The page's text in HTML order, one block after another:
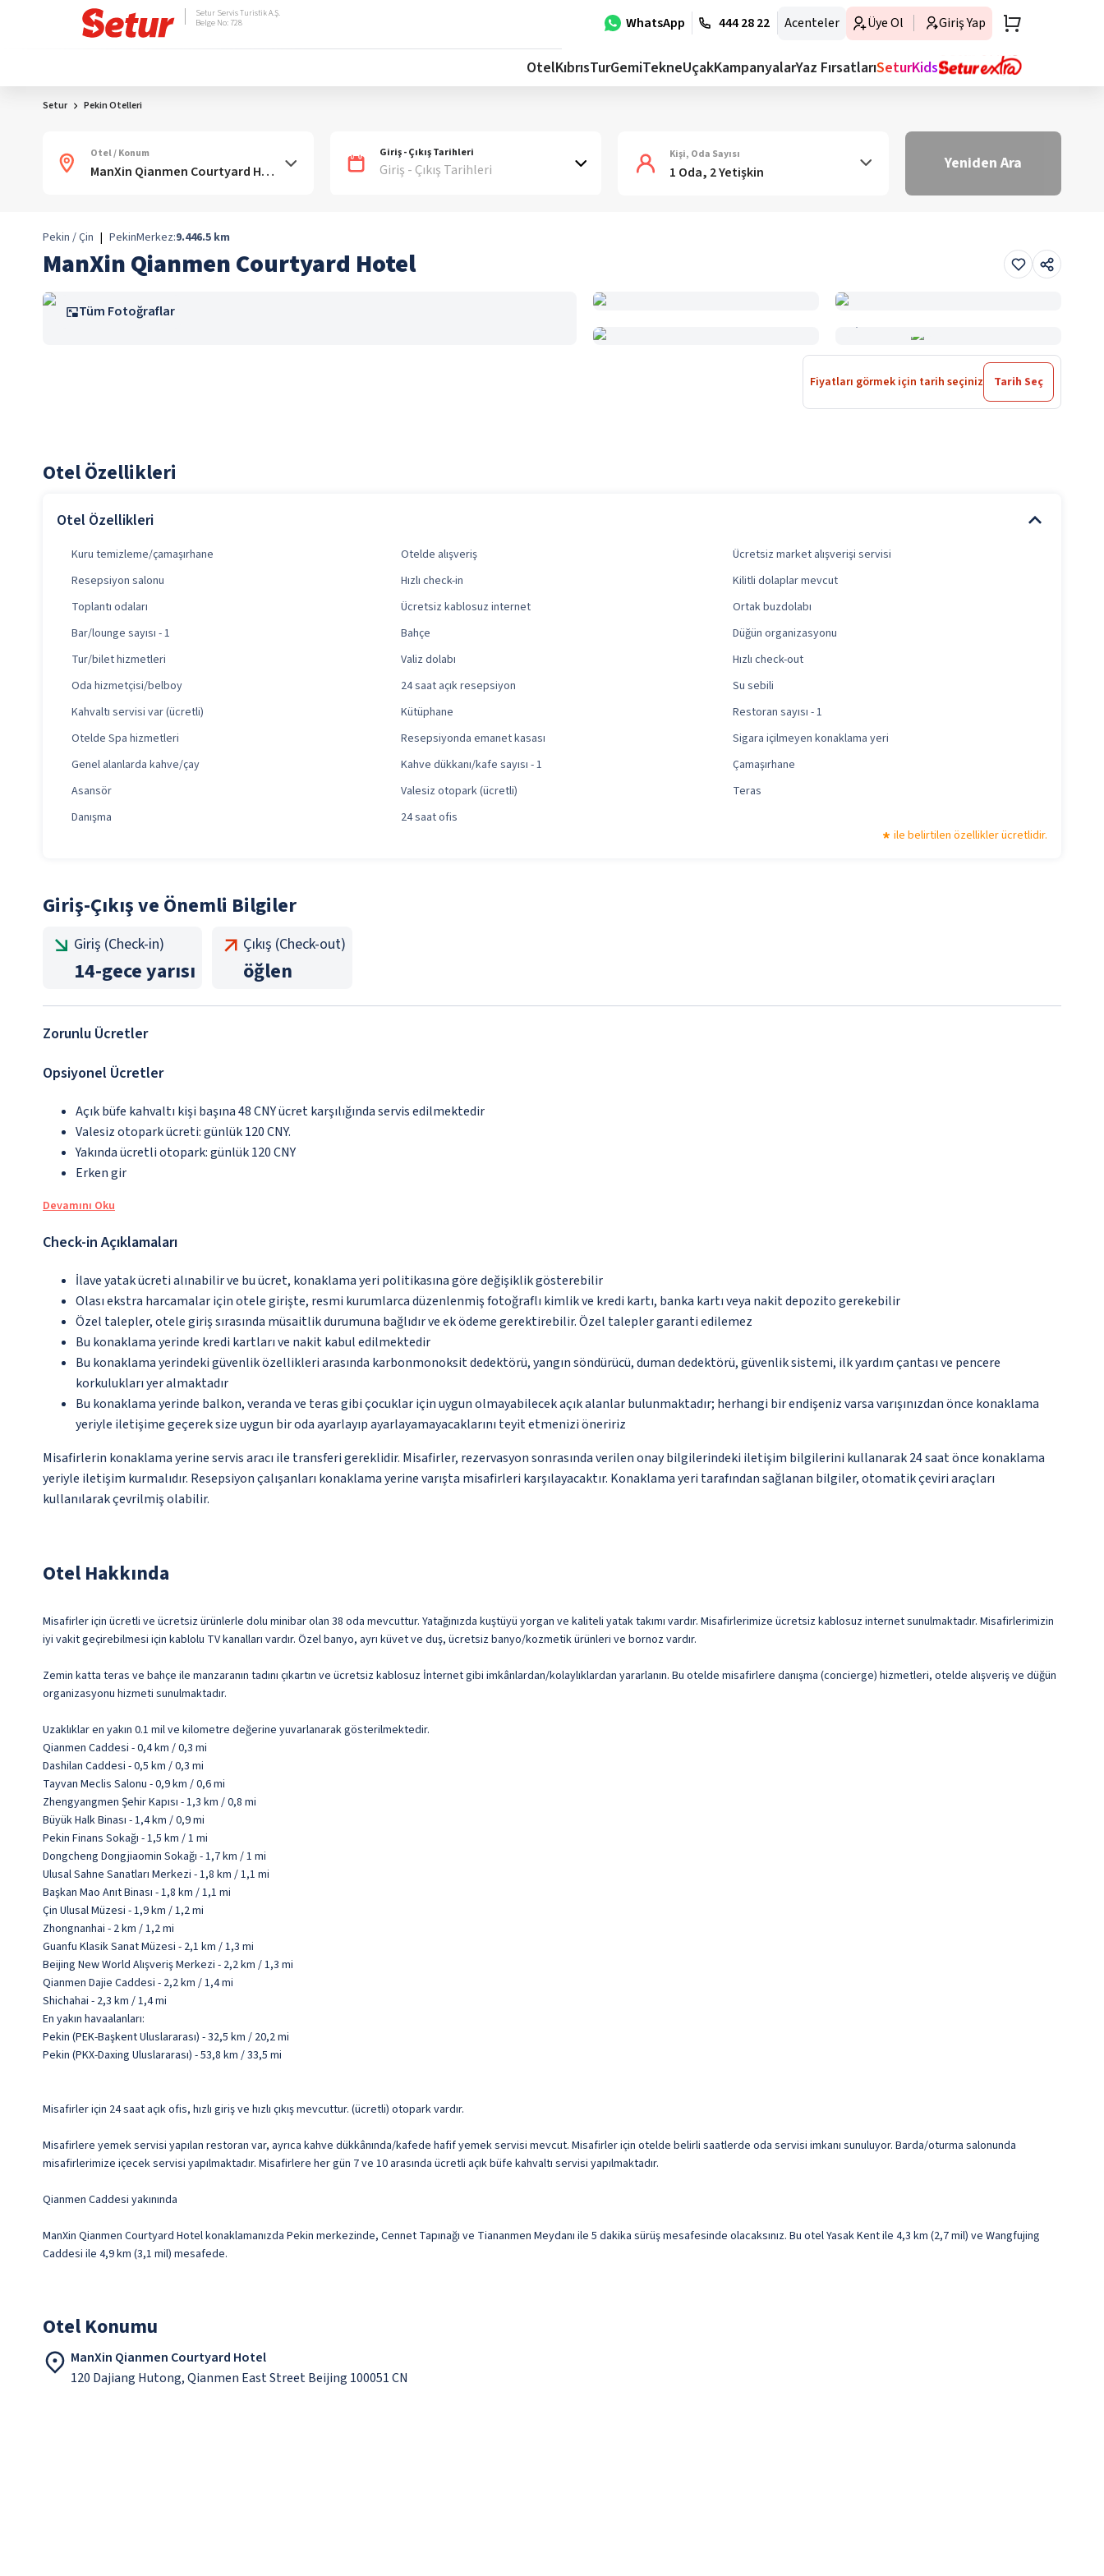
WhatsApp 444 28 22 Acenteler Üye Ol Giriş Yap
Setur Servis Turistik A.Ş.
Belge No: 728
OtelKıbrısTurGemiTekneUçakKampanyalarYaz FırsatlarıSeturKids
Setur Pekin Otelleri
Otel / Konum Giriş - Çıkış Tarihleri
Giriş - Çıkış Tarihleri
Kişi, Oda Sayısı
1 Oda, 2 Yetişkin Yeniden Ara
Pekin / Çin | PekinMerkez:9.446.5 km
ManXin Qianmen Courtyard Hotel
Tüm Fotoğraflar
Fiyatları görmek için tarih seçiniz Tarih Seç
Otel Özellikleri
Otel Özellikleri
Kuru temizleme/çamaşırhane Otelde alışveriş
Ücretsiz market alışverişi servisi
Resepsiyon salonu
Hızlı check-in
Kilitli dolaplar mevcut
Toplantı odaları
Ücretsiz kablosuz internet
Ortak buzdolabı
Bar/lounge sayısı - 1
Bahçe
Düğün organizasyonu
Tur/bilet hizmetleri
Valiz dolabı
Hızlı check-out
Oda hizmetçisi/belboy
24 saat açık resepsiyon
Su sebili
Kahvaltı servisi var (ücretli)
Kütüphane
Restoran sayısı - 1
Otelde Spa hizmetleri
Resepsiyonda emanet kasası
Sigara içilmeyen konaklama yeri
Genel alanlarda kahve/çay
Kahve dükkanı/kafe sayısı - 1
Çamaşırhane
Asansör
Valesiz otopark (ücretli)
Teras
Danışma
24 saat ofis
ile belirtilen özellikler ücretlidir.
Giriş-Çıkış ve Önemli Bilgiler
Giriş (Check-in)
14-gece yarısı
Çıkış (Check-out)
öğlen
Zorunlu Ücretler
Opsiyonel Ücretler
Açık büfe kahvaltı kişi başına 48 CNY ücret karşılığında servis edilmektedir
Valesiz otopark ücreti: günlük 120 CNY.
Yakında ücretli otopark: günlük 120 CNY
Erken gir
Devamını Oku
Check-in Açıklamaları
İlave yatak ücreti alınabilir ve bu ücret, konaklama yeri politikasına göre değişiklik gösterebilir
Olası ekstra harcamalar için otele girişte, resmi kurumlarca düzenlenmiş fotoğraflı kimlik ve kredi kartı, banka kartı veya nakit depozito gerekebilir
Özel talepler, otele giriş sırasında müsaitlik durumuna bağlıdır ve ek ödeme gerektirebilir. Özel talepler garanti edilemez
Bu konaklama yerinde kredi kartları ve nakit kabul edilmektedir
Bu konaklama yerindeki güvenlik özellikleri arasında karbonmonoksit dedektörü, yangın söndürücü, duman dedektörü, güvenlik sistemi, ilk yardım çantası ve pencere
korkulukları yer almaktadır
Bu konaklama yerinde balkon, veranda ve teras gibi çocuklar için uygun olmayabilecek açık alanlar bulunmaktadır; herhangi bir endişeniz varsa varışınızdan önce konaklama
yeriyle iletişime geçerek size uygun bir oda ayarlayıp ayarlayamayacaklarını teyit etmenizi öneririz
Misafirlerin konaklama yerine servis aracı ile transferi gereklidir. Misafirler, rezervasyon sonrasında verilen onay bilgilerindeki iletişim bilgilerini kullanarak 24 saat önce konaklama
yeriyle iletişim kurmalıdır. Resepsiyon çalışanları konaklama yerine varışta misafirleri karşılayacaktır. Konaklama yeri tarafından sağlanan bilgiler, otomatik çeviri araçları
kullanılarak çevrilmiş olabilir.
Otel Hakkında
Misafirler için ücretli ve ücretsiz ürünlerle dolu minibar olan 38 oda mevcuttur. Yatağınızda kuştüyü yorgan ve kaliteli yatak takımı vardır. Misafirlerimize ücretsiz kablosuz internet sunulmaktadır. Misafirlerimizin
iyi vakit geçirebilmesi için kablolu TV kanalları vardır. Özel banyo, ayrı küvet ve duş, ücretsiz banyo/kozmetik ürünleri ve bornoz vardır.
Zemin katta teras ve bahçe ile manzaranın tadını çıkartın ve ücretsiz kablosuz İnternet gibi imkânlardan/kolaylıklardan yararlanın. Bu otelde misafirlere danışma (concierge) hizmetleri, otelde alışveriş ve düğün
organizasyonu hizmeti sunulmaktadır.
Uzaklıklar en yakın 0.1 mil ve kilometre değerine yuvarlanarak gösterilmektedir.
Qianmen Caddesi - 0,4 km / 0,3 mi
Dashilan Caddesi - 0,5 km / 0,3 mi
Tayvan Meclis Salonu - 0,9 km / 0,6 mi
Zhengyangmen Şehir Kapısı - 1,3 km / 0,8 mi
Büyük Halk Binası - 1,4 km / 0,9 mi
Pekin Finans Sokağı - 1,5 km / 1 mi
Dongcheng Dongjiaomin Sokağı - 1,7 km / 1 mi
Ulusal Sahne Sanatları Merkezi - 1,8 km / 1,1 mi
Başkan Mao Anıt Binası - 1,8 km / 1,1 mi
Çin Ulusal Müzesi - 1,9 km / 1,2 mi
Zhongnanhai - 2 km / 1,2 mi
Guanfu Klasik Sanat Müzesi - 2,1 km / 1,3 mi
Beijing New World Alışveriş Merkezi - 2,2 km / 1,3 mi
Qianmen Dajie Caddesi - 2,2 km / 1,4 mi
Shichahai - 2,3 km / 1,4 mi
En yakın havaalanları:
Pekin (PEK-Başkent Uluslararası) - 32,5 km / 20,2 mi
Pekin (PKX-Daxing Uluslararası) - 53,8 km / 33,5 mi
Misafirler için 24 saat açık ofis, hızlı giriş ve hızlı çıkış mevcuttur. (ücretli) otopark vardır.
Misafirlere yemek servisi yapılan restoran var, ayrıca kahve dükkânında/kafede hafif yemek servisi mevcut. Misafirler için otelde belirli saatlerde oda servisi imkanı sunuluyor. Barda/oturma salonunda
misafirlerimize içecek servisi yapılmaktadır. Misafirlere her gün 7 ve 10 arasında ücretli açık büfe kahvaltı servisi yapılmaktadır.
Qianmen Caddesi yakınında
ManXin Qianmen Courtyard Hotel konaklamanızda Pekin merkezinde, Cennet Tapınağı ve Tiananmen Meydanı ile 5 dakika sürüş mesafesinde olacaksınız. Bu otel Yasak Kent ile 4,3 km (2,7 mil) ve Wangfujing
Caddesi ile 4,9 km (3,1 mil) mesafede.
Otel Konumu
ManXin Qianmen Courtyard Hotel
120 Dajiang Hutong, Qianmen East Street Beijing 100051 CN